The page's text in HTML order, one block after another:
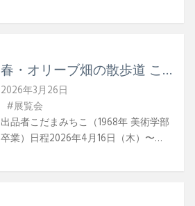
日曜日場 所多摩美術大学彫刻棟ギャ
ラリー
休館日第2・4土曜、日祝日場 所岐阜
園内）URL岐阜現代美術館企 画公益財
団法人岐阜現代美術財団入場料無料
SNSX Instagram 作家ＷEBサイト 今村遼
佑の美術館では初の個展となる「残響
と余白のなかで」を開催いたします。
春・オリーブ畑の散歩道 こ
だまみちこ童画&ジュエリー
展
2026年3月26日
#展覧会
出品者こだまみちこ（1968年 美術学部
卒業）日程2026年4月16日（木）〜
19:00（最終日〜16:30）作家在廊時間